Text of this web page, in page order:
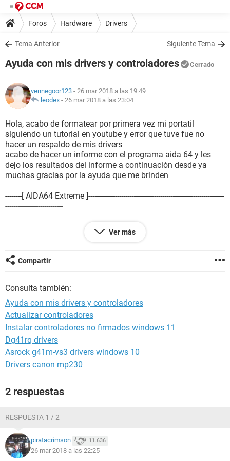
Foros Hardware Drivers
Tema Anterior Siguiente Tema
Ayuda con mis drivers y controladores Cerrado
vennegoor123 - 26 mar 2018 a las 19:49
leodex - 26 mar 2018 a las 23:04
Hola, acabo de formatear por primera vez mi portatil
siguiendo un tutorial en youtube y error que tuve fue no
hacer un respaldo de mis drivers
acabo de hacer un informe con el programa aida 64 y les
dejo los resultados del informe a continuación desde ya
muchas gracias por la ayuda que me brinden
--------[ AIDA64 Extreme ]------------------------------------------------------------------
----------------------------
Versión AIDA64 v5.95.4500/es
Módulo de rendimiento 4.3.782-x64
Tipo de informe Asistente de informes [ TRIAL VERSION ]
Equipo CHESUDAKA-PC
Sistema operativo Microsoft Windows 7 Ultimate
6.1.7601.18409 (Win7 RTM)
Fecha 2018-03-26
Hora 12:39
--------[ Resumen ]------------------------------------------------------------------------------
-----------------------
Tipo de equipo ACPI x64-based PC (Mobile)
Internet Explorer 11.0.9600.17358 (IE 11.0.13)
DirectX DirectX 11.1
Nombre del equipo CHESUDAKA-PC
Nombre de usuario CheSudaka
Ver más
Compartir
Consulta también:
Ayuda con mis drivers y controladores
Actualizar controladores
Instalar controladores no firmados windows 11
Dg41rq drivers
Asrock g41m-vs3 drivers windows 10
Drivers canon mp230
2 respuestas
RESPUESTA 1 / 2
piratacrimson 11.636
26 mar 2018 a las 22:25